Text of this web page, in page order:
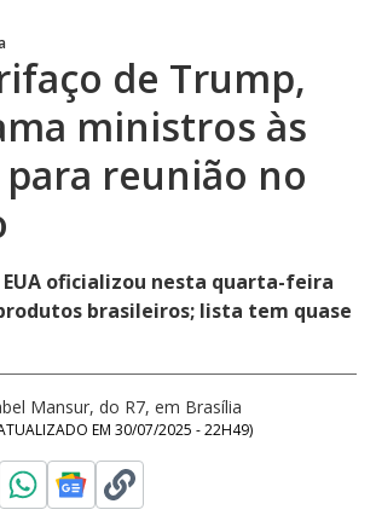
de Trump,
ministros às
para reunião no
oficializou nesta quarta-feira
brasileiros; lista tem quase
Mansur, do R7, em Brasília
EM 30/07/2025 - 22H49)